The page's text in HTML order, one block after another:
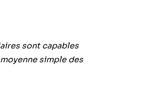
sont capables
simple des